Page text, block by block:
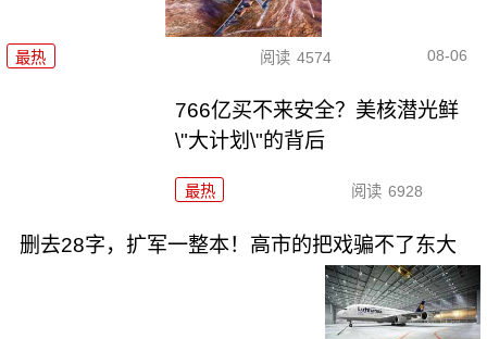
最热 阅读 4574 08-06
766亿买不来安全？美核潜光鲜
\"大计划\"的背后
最热 阅读 6928
删去28字，扩军一整本！高市的把戏骗不了东大